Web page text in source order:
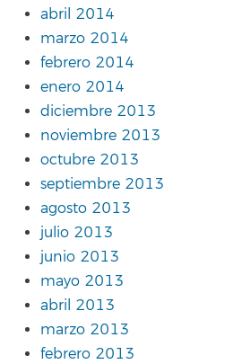
abril 2014
marzo 2014
febrero 2014
enero 2014
diciembre 2013
noviembre 2013
octubre 2013
septiembre 2013
agosto 2013
julio 2013
junio 2013
mayo 2013
abril 2013
marzo 2013
febrero 2013